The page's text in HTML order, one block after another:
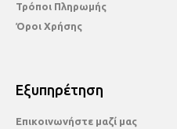
Τρόποι Πληρωμής
Όροι Χρήσης
Εξυπηρέτηση
Επικοινωνήστε μαζί μας